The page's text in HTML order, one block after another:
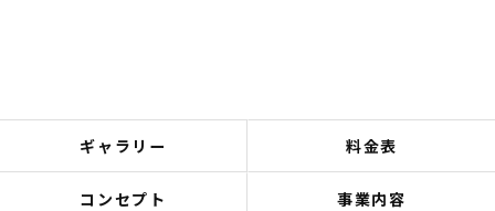
ギャラリー 料金表
コンセプト 事業内容